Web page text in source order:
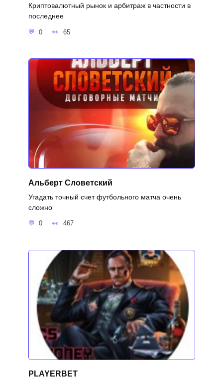
Криптовалютный рынок и арбитраж в частности в
последнее
0 65
Альберт Словетский
Угадать точный счет футбольного матча очень
сложно
0 467
PLAYERBET